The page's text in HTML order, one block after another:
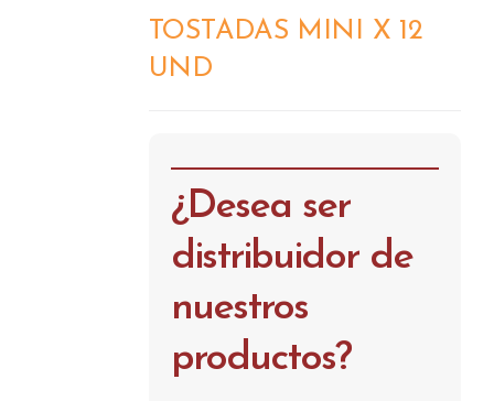
TOSTADAS MINI X 12
UND
¿Desea ser
distribuidor de
nuestros
productos?